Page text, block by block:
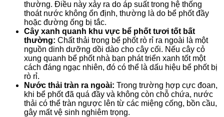
thường. Điều này xảy ra do áp suất trong hệ thống
thoát nước không ổn định, thường là do bể phốt đầy
hoặc đường ống bị tắc.
Cây xanh quanh khu vực bể phốt tươi tốt bất
thường: Chất thải trong bể phốt rò rỉ ra ngoài là một
nguồn dinh dưỡng dồi dào cho cây cối. Nếu cây cỏ
xung quanh bể phốt nhà bạn phát triển xanh tốt một
cách đáng ngạc nhiên, đó có thể là dấu hiệu bể phốt bị
rò rỉ.
Nước thải tràn ra ngoài: Trong trường hợp cực đoan,
khi bể phốt đã quá đầy và không còn chỗ chứa, nước
thải có thể tràn ngược lên từ các miệng cống, bồn cầu,
gây mất vệ sinh nghiêm trọng.